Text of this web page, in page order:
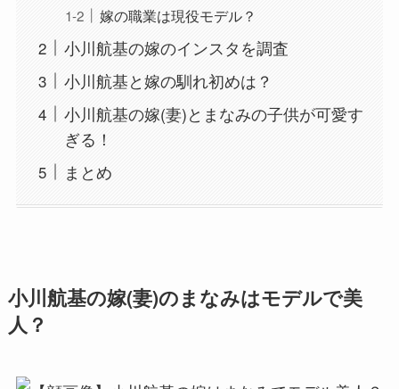
嫁の職業は現役モデル？
小川航基の嫁のインスタを調査
小川航基と嫁の馴れ初めは？
小川航基の嫁(妻)とまなみの子供が可愛す
ぎる！
まとめ
小川航基の嫁(妻)のまなみはモデルで美
人？